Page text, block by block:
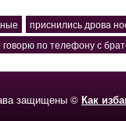
приснились дрова
говорю по телефону с
защищены © Как